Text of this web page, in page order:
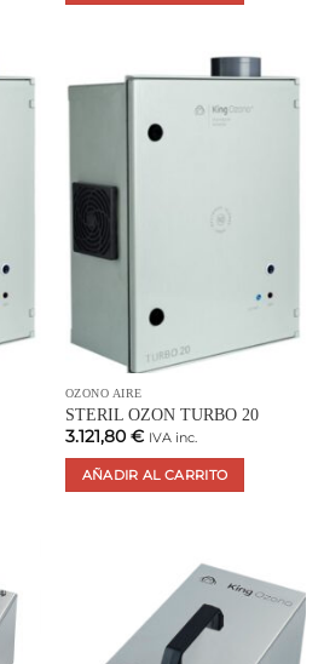
OZONO AIRE
STERIL OZON TURBO 20
3.121,80 € IVA inc.
AÑADIR AL CARRITO